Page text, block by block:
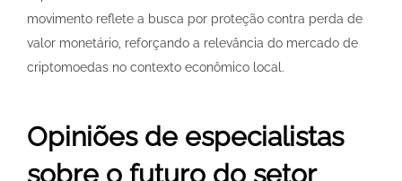
movimento reflete a busca por proteção contra perda de
valor monetário, reforçando a relevância do mercado de
criptomoedas no contexto econômico local.
Opiniões de especialistas
sobre o futuro do setor